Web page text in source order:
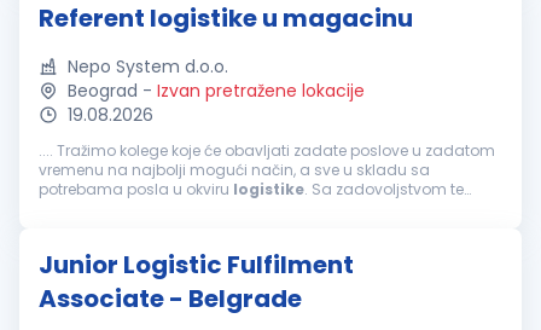
Referent logistike u magacinu
Nepo System d.o.o.
Beograd - Izvan pretražene lokacije
19.08.2026
.... Tražimo kolege koje će obavljati zadate poslove u zadatom
vremenu na najbolji mogući način, a sve u skladu sa
potrebama posla u okviru logistike. Sa zadovoljstvom te
Junior Logistic Fulfilment
Associate - Belgrade